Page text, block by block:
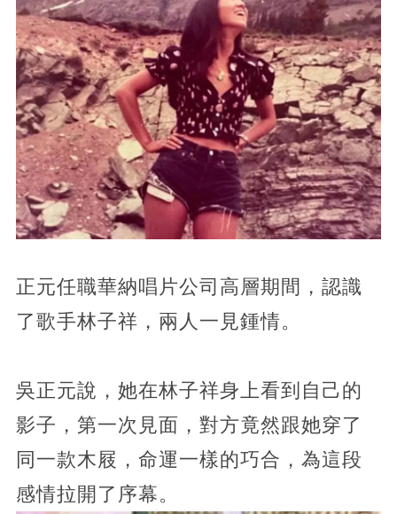
正元任職華納唱片公司高層期間，認識
了歌手林子祥，兩人一見鍾情。
吳正元說，她在林子祥身上看到自己的
影子，第一次見面，對方竟然跟她穿了
同一款木屐，命運一樣的巧合，為這段
感情拉開了序幕。